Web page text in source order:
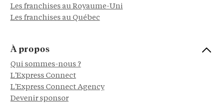
Les franchises au Royaume-Uni
Les franchises au Québec
À propos
Qui sommes-nous ?
L'Express Connect
L'Express Connect Agency
Devenir sponsor